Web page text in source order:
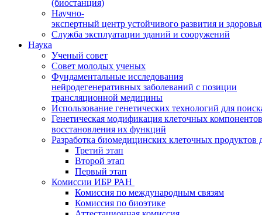
(биостанция)
Научно-
экспертный центр устойчивого развития и
Служба эксплуатации зданий и сооружений
Наука
Ученый совет
Совет молодых ученых
Фундаментальные исследования
нейродегенеративных заболеваний с позиции
трансляционной медицины
Использование генетических технологий для
Генетическая модификация клеточных
восстановления их функций
Разработка биомедицинских клеточных продуктов
Третий этап
Второй этап
Первый этап
Комиссии ИБР РАН
Комиссия по международным связям
Комиссия по биоэтике